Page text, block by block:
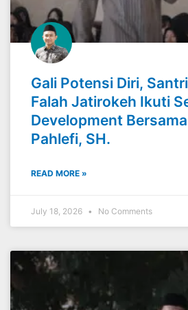
Gali Potensi Diri,
Falah Jatirokeh Ikuti
Development
Pahlefi, SH.
READ MORE »
July 18, 2026 No Comments